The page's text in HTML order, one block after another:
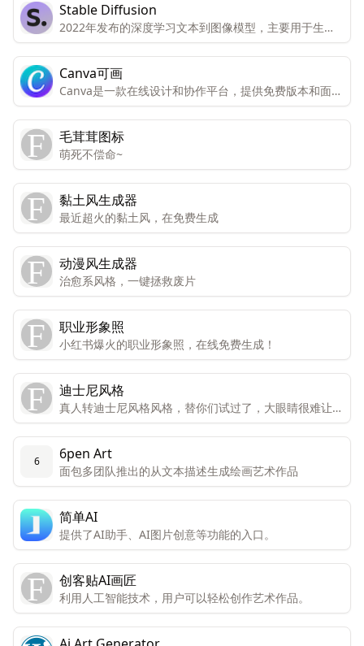
Stable Diffusion
2022年发布的深度学习文本到图像模型，主要用于生成
基于文本描述的详细图像，为图像生成和处理提供了更多
的可能性。
Canva可画
Canva是一款在线设计和协作平台，提供免费版本和面向
个人和团队的高级版本。高级版本包括所有功能和内容，
而免费版本只能有限访问。Canva还提供免费访问注册的
非营利组织和教育机构。Canva提供数千种专业模板、图
像和高质量内容，可创建设计、演示文稿、视频和社交媒
体内容。
毛茸茸图标
萌死不偿命~
黏土风生成器
最近超火的黏土风，在免费生成
动漫风生成器
治愈系风格，一键拯救废片
职业形象照
小红书爆火的职业形象照，在线免费生成！
迪士尼风格
真人转迪士尼风格风格，替你们试过了，大眼睛很难让人
不喜欢。
6 6pen Art
面包多团队推出的从文本描述生成绘画艺术作品
简单AI
提供了AI助手、AI图片创意等功能的入口。
创客贴AI画匠
利用人工智能技术，用户可以轻松创作艺术作品。